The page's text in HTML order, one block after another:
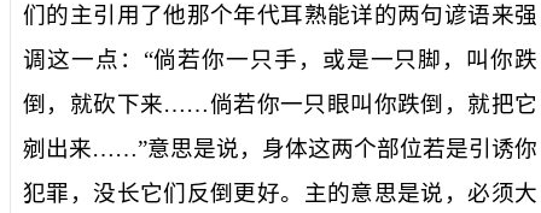
们的主引用了他那个年代耳熟能详的两句谚语来强
调这一点：“倘若你一只手，或是一只脚，叫你跌
倒，就砍下来……倘若你一只眼叫你跌倒，就把它
剜出来……”意思是说，身体这两个部位若是引诱你
犯罪，没长它们反倒更好。主的意思是说，必须大